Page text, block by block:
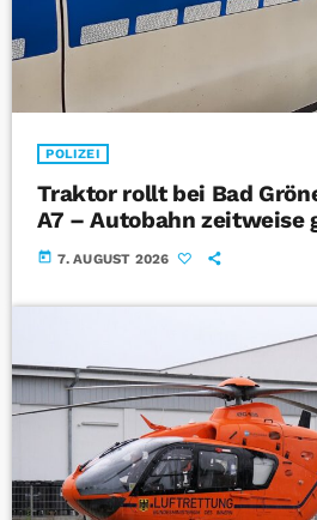
POLIZEI
Traktor rollt bei Bad
A7 – Autobahn zeitweise
today 7. AUGUST 2026